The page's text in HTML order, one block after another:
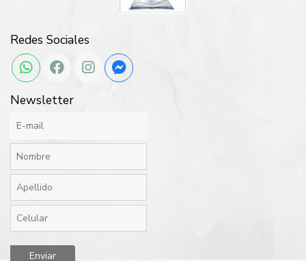
Redes Sociales
Newsletter
Enviar